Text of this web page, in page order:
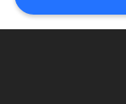
POLICY